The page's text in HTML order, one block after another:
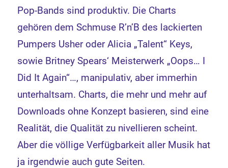
Pop-Bands sind produktiv. Die Charts
gehören dem Schmuse R’n’B des lackierten
Pumpers Usher oder Alicia „Talent“ Keys,
sowie Britney Spears‘ Meisterwerk „Oops… I
Did It Again“…, manipulativ, aber immerhin
unterhaltsam. Charts, die mehr und mehr auf
Downloads ohne Konzept basieren, sind eine
Realität, die Qualität zu nivellieren scheint.
Aber die völlige Verfügbarkeit aller Musik hat
ja irgendwie auch gute Seiten.